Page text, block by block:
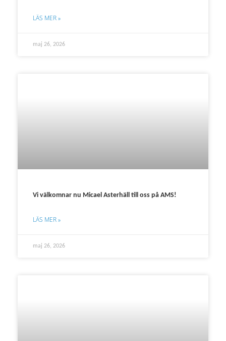
LÄS MER »
maj 26, 2026
Vi välkomnar nu Micael Asterhäll till oss på AMS!
LÄS MER »
maj 26, 2026